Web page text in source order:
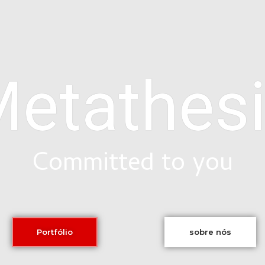
Portfólio sobre nós